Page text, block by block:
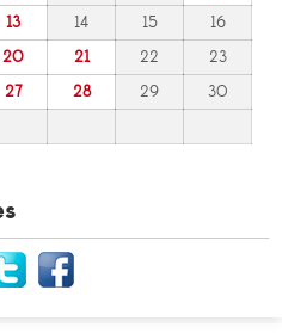
13 14 15
16
20 21 22
23
27 28 29
30